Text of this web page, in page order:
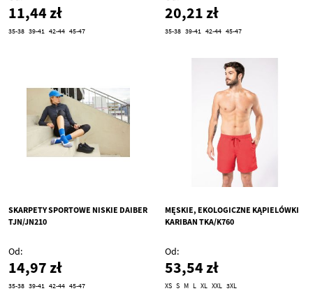
11,44 zł
35-38 39-41 42-44 45-47
20,21 zł
35-38 39-41 42-44 45-47
SKARPETY SPORTOWE NISKIE DAIBER
TJN/JN210
Od
14,97 zł
35-38 39-41 42-44 45-47
MĘSKIE, EKOLOGICZNE KĄPIELÓWKI
KARIBAN TKA/K760
Od
53,54 zł
XS S M L XL XXL 3XL